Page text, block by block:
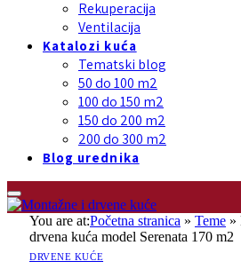
Rekuperacija
Ventilacija
Katalozi kuća
Tematski blog
50 do 100 m2
100 do 150 m2
150 do 200 m2
200 do 300 m2
Blog urednika
You are at:Početna stranica » Teme »
drvena kuća model Serenata 170 m2
DRVENE KUĆE